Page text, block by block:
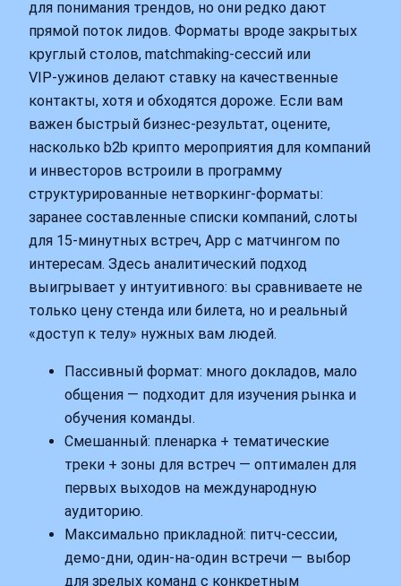
для понимания трендов, но они редко дают
прямой поток лидов. Форматы вроде закрытых
круглый столов, matchmaking-сессий или
VIP‑ужинов делают ставку на качественные
контакты, хотя и обходятся дороже. Если вам
важен быстрый бизнес‑результат, оцените,
насколько b2b крипто мероприятия для компаний
и инвесторов встроили в программу
структурированные нетворкинг‑форматы:
заранее составленные списки компаний, слоты
для 15‑минутных встреч, App с матчингом по
интересам. Здесь аналитический подход
выигрывает у интуитивного: вы сравниваете не
только цену стенда или билета, но и реальный
«доступ к телу» нужных вам людей.
Пассивный формат: много докладов, мало
общения — подходит для изучения рынка и
обучения команды.
Смешанный: пленарка + тематические
треки + зоны для встреч — оптимален для
первых выходов на международную
аудиторию.
Максимально прикладной: питч‑сессии,
демо‑дни, один‑на‑один встречи — выбор
для зрелых команд с конкретным